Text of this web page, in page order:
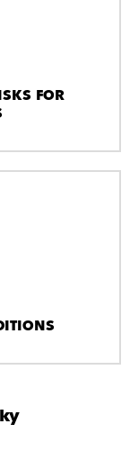
FOR